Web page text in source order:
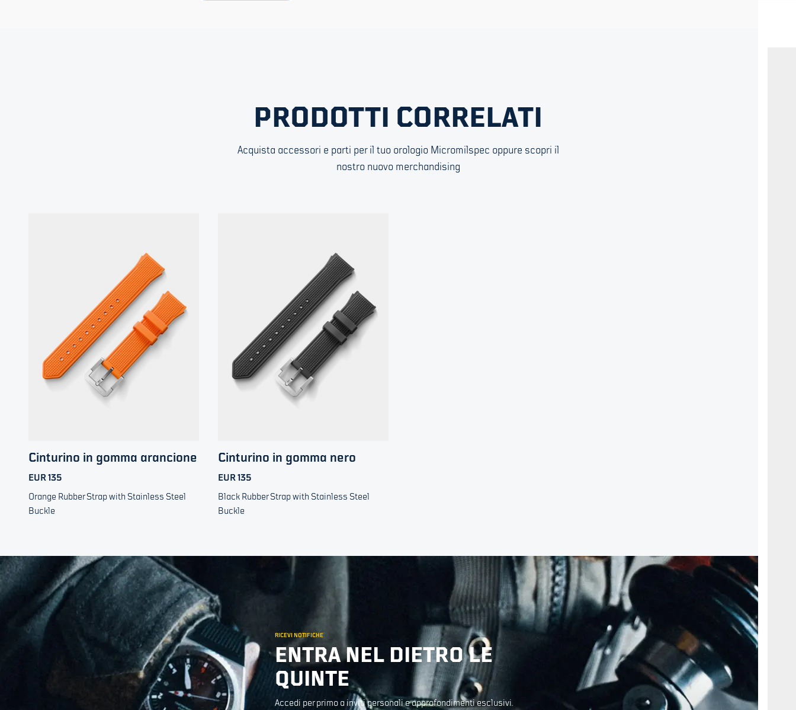
PRODOTTI CORRELATI
Acquista accessori e parti per il tuo orologio Micromilspec oppure scopri il
nostro nuovo merchandising
Cinturino in gomma arancione
EUR 135
Orange Rubber Strap with Stainless Steel
Buckle
Cinturino in gomma nero
EUR 135
Black Rubber Strap with Stainless Steel
Buckle
RICEVI NOTIFICHE
ENTRA NEL DIETRO LE
QUINTE
Accedi per primo a inviti personali e approfondimenti esclusivi.